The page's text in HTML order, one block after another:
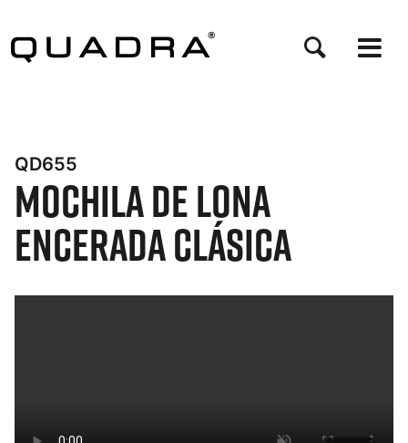
contenido
QD655
Mochila De Lona
Encerada Clásica